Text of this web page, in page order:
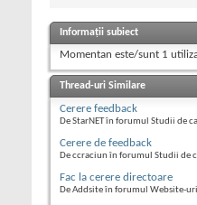
Informații subiect
Momentan este/sunt 1
Thread-uri Similare
Cerere feedback
De StarNET în forumul Studii de
Cerere de feedback
De ccraciun în forumul Studii de
Fac la cerere directoare
De Addsite în forumul Website-uri